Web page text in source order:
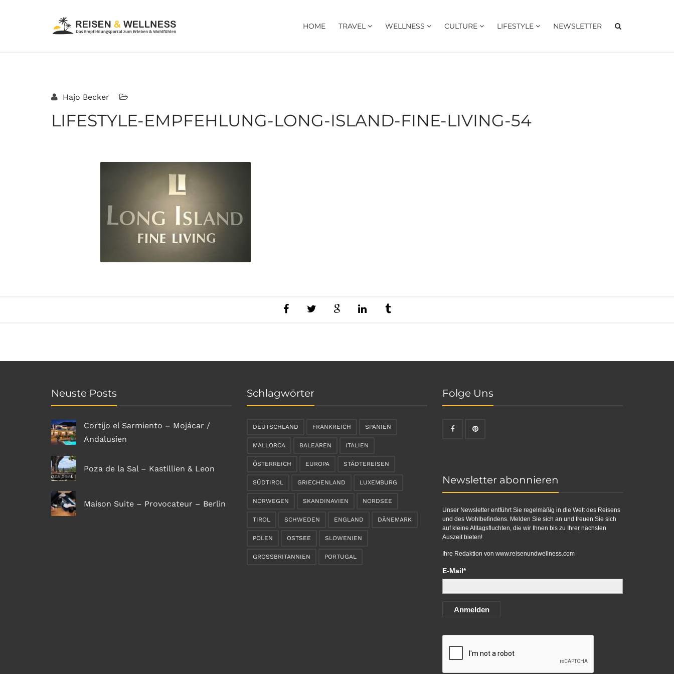
HOME TRAVEL WELLNESS CULTURE LIFESTYLE NEWSLETTER
Hajo Becker
LIFESTYLE-EMPFEHLUNG-LONG-ISLAND-FINE-LIVING-54
Neuste Posts
Cortijo el Sarmiento – Mojácar /
Andalusien
Poza de la Sal – Kastillien & Leon
Maison Suite – Provocateur – Berlin
Schlagwörter
DEUTSCHLAND FRANKREICH SPANIEN
MALLORCA BALEAREN ITALIEN
ÖSTERREICH EUROPA STÄDTEREISEN
SÜDTIROL GRIECHENLAND LUXEMBURG
NORWEGEN SKANDINAVIEN NORDSEE
TIROL SCHWEDEN ENGLAND DÄNEMARK
POLEN OSTSEE SLOWENIEN
GROSSBRITANNIEN PORTUGAL
Folge Uns
Newsletter abonnieren
Unser Newsletter entführt Sie regelmäßig in die Welt des Reisens
und des Wohlbefindens. Melden Sie sich an und freuen Sie sich
auf kleine Alltagsfluchten, die wir Ihnen bis zu Ihrer nächsten
Auszeit bieten!
Ihre Redaktion von www.reisenundwellness.com
E-Mail*
Anmelden